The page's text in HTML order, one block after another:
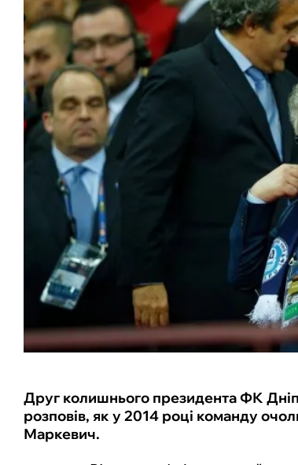
Друг колишнього президента ФК
розповів, як у 2014 році команду
Маркевич.